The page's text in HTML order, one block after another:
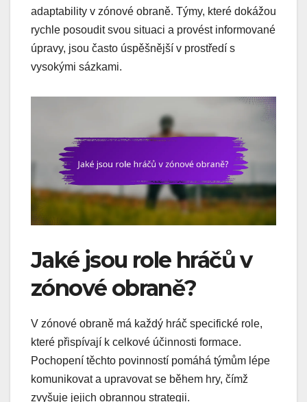
adaptability v zónové obraně. Týmy, které dokážou
rychle posoudit svou situaci a provést informované
úpravy, jsou často úspěšnější v prostředí s
vysokými sázkami.
Jaké jsou role hráčů v
zónové obraně?
V zónové obraně má každý hráč specifické role,
které přispívají k celkové účinnosti formace.
Pochopení těchto povinností pomáhá týmům lépe
komunikovat a upravovat se během hry, čímž
zvyšuje jejich obrannou strategii.